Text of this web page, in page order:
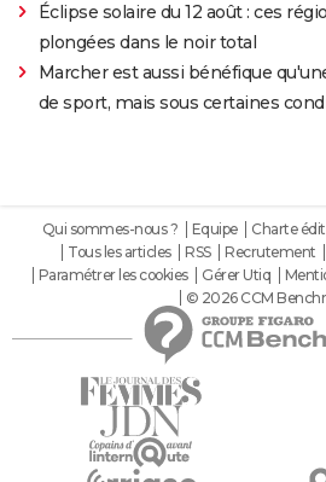
Éclipse solaire du 12 août : ces
plongées dans le noir total
Marcher est aussi bénéfique
de sport, mais sous certaines
Qui sommes-nous ? Equipe Charte
Tous les articles
RSS Recrutement
Paramétrer les cookies
Gérer Utiq
© 2026 CCM